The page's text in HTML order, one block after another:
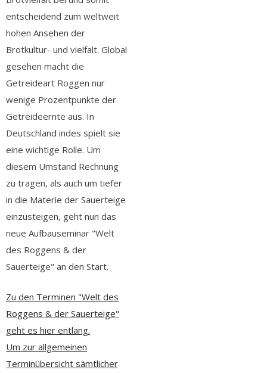
entscheidend zum weltweit
hohen Ansehen der
Brotkultur- und vielfalt. Global
gesehen macht die
Getreideart Roggen nur
wenige Prozentpunkte der
Getreideernte aus. In
Deutschland indes spielt sie
eine wichtige Rolle. Um
diesem Umstand Rechnung
zu tragen, als auch um tiefer
in die Materie der Sauerteige
einzusteigen, geht nun das
neue Aufbauseminar "Welt
des Roggens & der
Sauerteige" an den Start.
Zu den Terminen "Welt des
Roggens & der Sauerteige"
geht es hier entlang.
Um zur allgemeinen
Terminübersicht sämtlicher